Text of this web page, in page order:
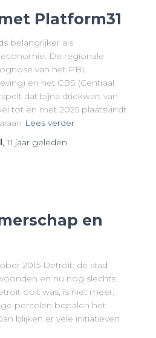
Platform31
belangrijker als
De regionale
van het PBL
en het CBS (Centraal
dat bijna driekwart van
tot en met 2025 plaatsvindt
Lees verder
,11 jaar geleden
en
2015 Detroit: de stad
en nu nog slechts
ooit was, is niet meer.
percelen bepalen het
blijken er vele initiatieven